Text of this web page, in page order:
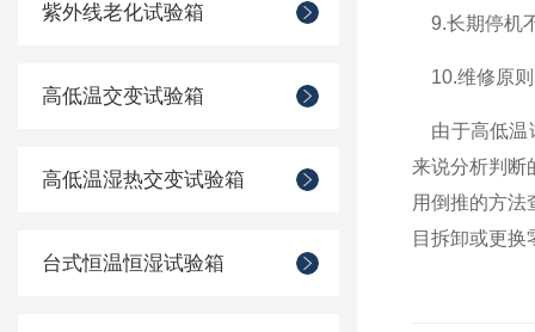
紫外线老化试验箱
高低温交变试验箱
高低温湿热交变试验箱
台式恒温恒湿试验箱
9.长期停机
10.维修原
由于高低温
来说分析判断
用倒推的方
目拆卸或更换